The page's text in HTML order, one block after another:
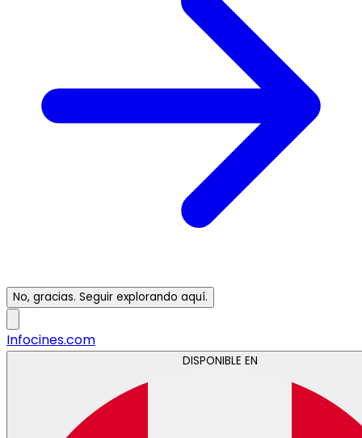
No, gracias. Seguir explorando aquí.
Infocines.com
DISPONIBLE EN